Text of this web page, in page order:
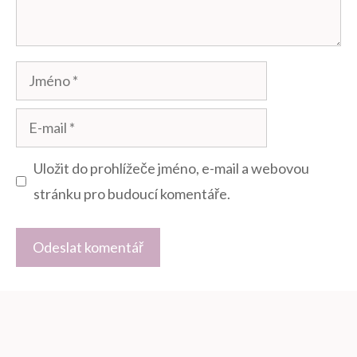
Jméno
mail
Uložit do prohlížeče jméno, e-mail a webovou
stránku pro budoucí komentáře.